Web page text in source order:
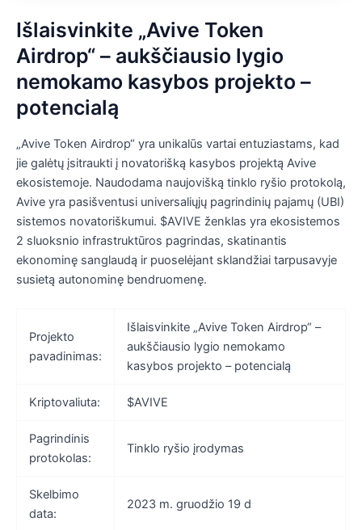
Išlaisvinkite „Avive Token
Airdrop“ – aukščiausio lygio
nemokamo kasybos projekto –
potencialą
„Avive Token Airdrop“ yra unikalūs vartai entuziastams, kad
jie galėtų įsitraukti į novatorišką kasybos projektą Avive
ekosistemoje. Naudodama naujovišką tinklo ryšio protokolą,
Avive yra pasišventusi universaliųjų pagrindinių pajamų (UBI)
sistemos novatoriškumui. $AVIVE ženklas yra ekosistemos
2 sluoksnio infrastruktūros pagrindas, skatinantis
ekonominę sanglaudą ir puoselėjant sklandžiai tarpusavyje
susietą autonominę bendruomenę.
Projekto
pavadinimas:
Išlaisvinkite „Avive Token Airdrop“ –
aukščiausio lygio nemokamo
kasybos projekto – potencialą
Kriptovaliuta: $AVIVE
Pagrindinis
protokolas:
Tinklo ryšio įrodymas
Skelbimo
data:
2023 m. gruodžio 19 d